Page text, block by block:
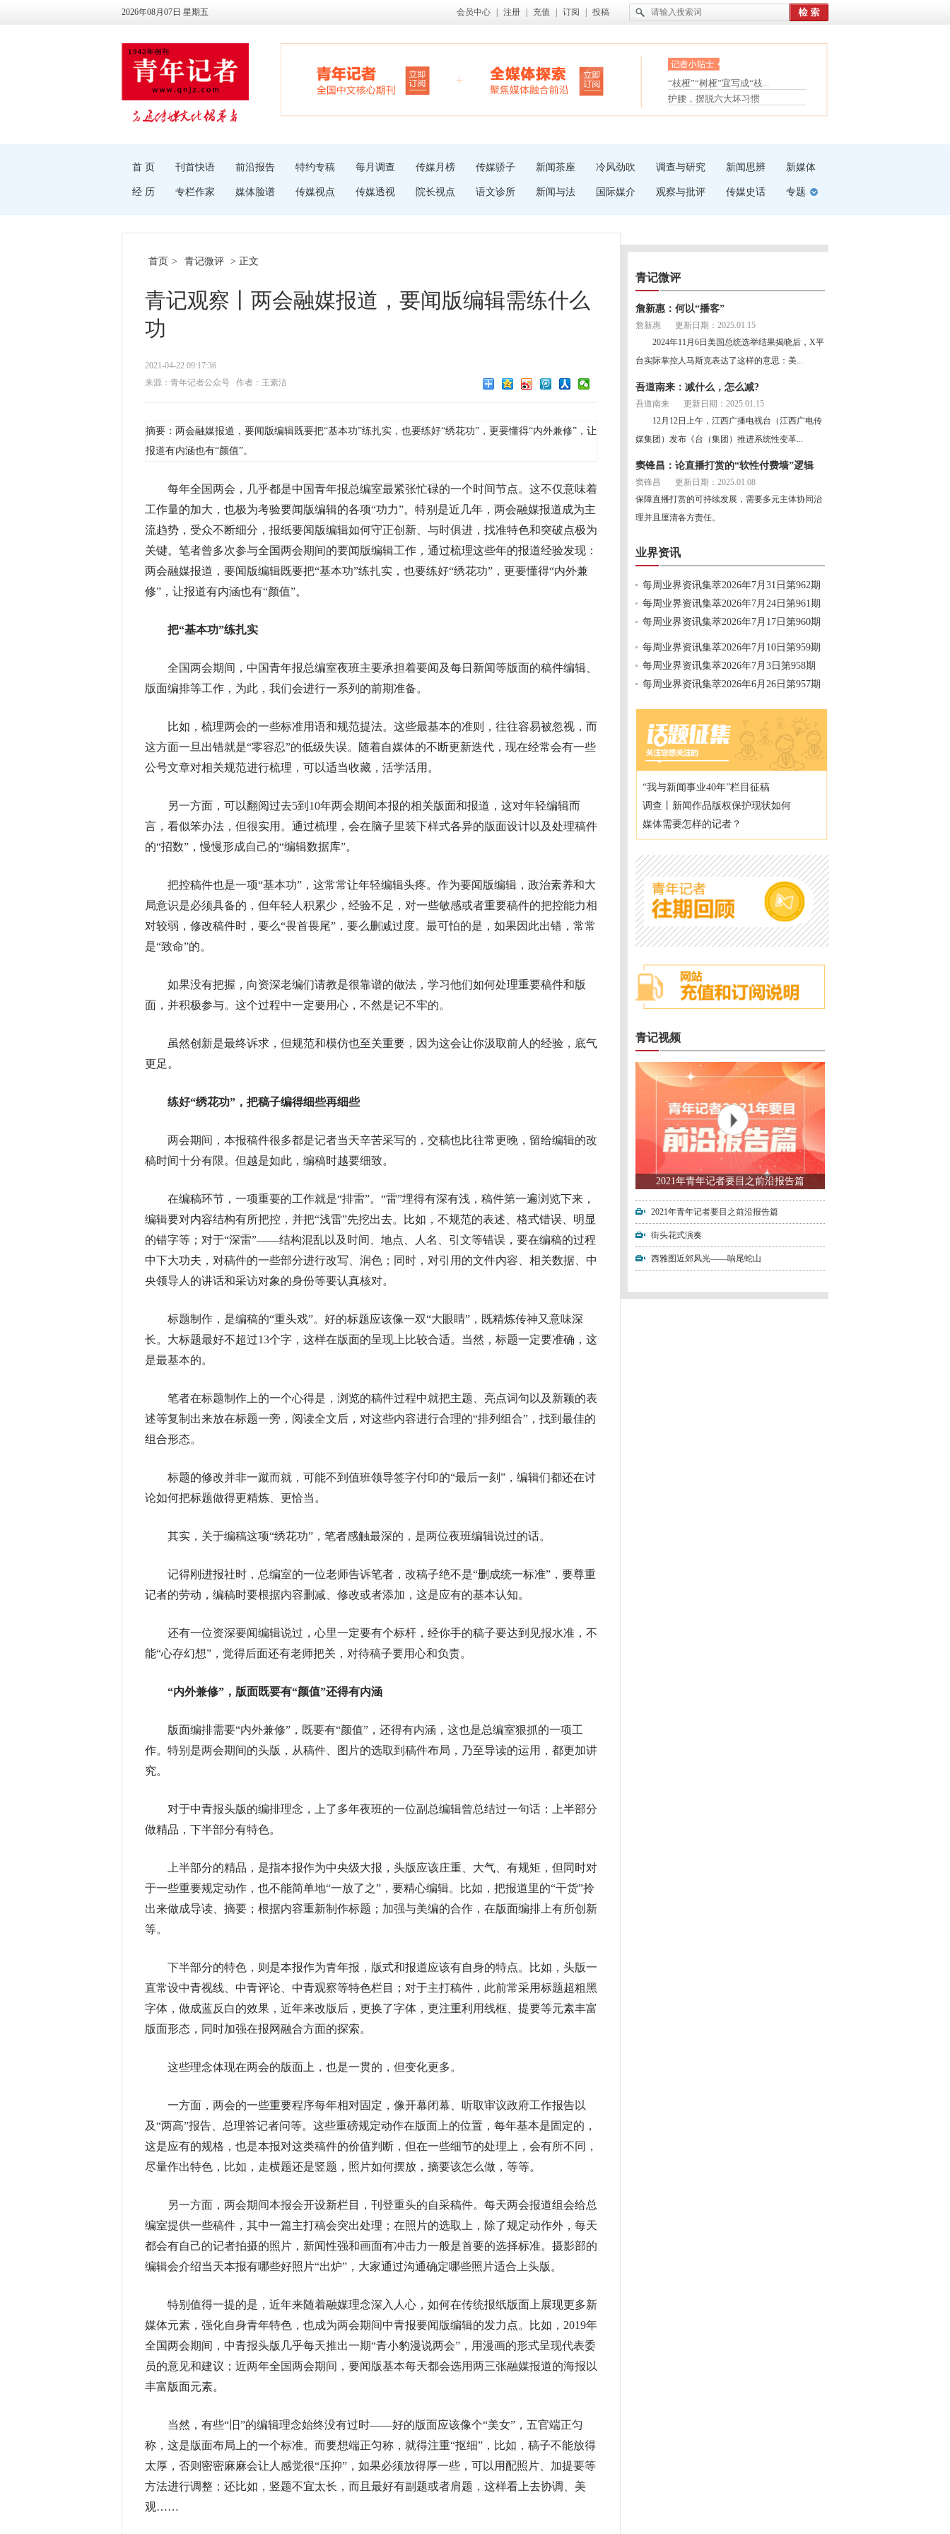
2026年08月07日 星期五 会员中心 注册 充值 订阅 投稿
眼白变红或是结膜下出血
“枝桠”“树桠”宜写成“枝...
夏天缓解疲劳有三招
护腰，摆脱六大坏习惯
受伤了冰敷还是热敷
首 页 刊首快语 前沿报告 特约专稿 每月调查 传媒月榜 传媒骄子 新闻茶座 冷风劲吹 调查与研究 新闻思辨 新媒体
经 历 专栏作家 媒体脸谱 传媒视点 传媒透视 院长视点 语文诊所 新闻与法 国际媒介 观察与批评 传媒史话 专题
首页 > 青记微评 > 正文
青记观察丨两会融媒报道，要闻版编辑需练什么
功
2021-04-22 09:17:36
来源：青年记者公众号
作者：王素洁
摘要：两会融媒报道，要闻版编辑既要把“基本功”练扎实，也要练好“绣花功”，更要懂得“内外兼修”，让
报道有内涵也有“颜值”。
每年全国两会，几乎都是中国青年报总编室最紧张忙碌的一个时间节点。这不仅意味着
工作量的加大，也极为考验要闻版编辑的各项“功力”。特别是近几年，两会融媒报道成为主
流趋势，受众不断细分，报纸要闻版编辑如何守正创新、与时俱进，找准特色和突破点极为
关键。笔者曾多次参与全国两会期间的要闻版编辑工作，通过梳理这些年的报道经验发现：
两会融媒报道，要闻版编辑既要把“基本功”练扎实，也要练好“绣花功”，更要懂得“内外兼
修”，让报道有内涵也有“颜值”。
把“基本功”练扎实
全国两会期间，中国青年报总编室夜班主要承担着要闻及每日新闻等版面的稿件编辑、
版面编排等工作，为此，我们会进行一系列的前期准备。
比如，梳理两会的一些标准用语和规范提法。这些最基本的准则，往往容易被忽视，而
这方面一旦出错就是“零容忍”的低级失误。随着自媒体的不断更新迭代，现在经常会有一些
公号文章对相关规范进行梳理，可以适当收藏，活学活用。
另一方面，可以翻阅过去5到10年两会期间本报的相关版面和报道，这对年轻编辑而
言，看似笨办法，但很实用。通过梳理，会在脑子里装下样式各异的版面设计以及处理稿件
的“招数”，慢慢形成自己的“编辑数据库”。
把控稿件也是一项“基本功”，这常常让年轻编辑头疼。作为要闻版编辑，政治素养和大
局意识是必须具备的，但年轻人积累少，经验不足，对一些敏感或者重要稿件的把控能力相
对较弱，修改稿件时，要么“畏首畏尾”，要么删减过度。最可怕的是，如果因此出错，常常
是“致命”的。
如果没有把握，向资深老编们请教是很靠谱的做法，学习他们如何处理重要稿件和版
面，并积极参与。这个过程中一定要用心，不然是记不牢的。
虽然创新是最终诉求，但规范和模仿也至关重要，因为这会让你汲取前人的经验，底气
更足。
练好“绣花功”，把稿子编得细些再细些
两会期间，本报稿件很多都是记者当天辛苦采写的，交稿也比往常更晚，留给编辑的改
稿时间十分有限。但越是如此，编稿时越要细致。
在编稿环节，一项重要的工作就是“排雷”。“雷”埋得有深有浅，稿件第一遍浏览下来，
编辑要对内容结构有所把控，并把“浅雷”先挖出去。比如，不规范的表述、格式错误、明显
的错字等；对于“深雷”——结构混乱以及时间、地点、人名、引文等错误，要在编稿的过程
中下大功夫，对稿件的一些部分进行改写、润色；同时，对引用的文件内容、相关数据、中
央领导人的讲话和采访对象的身份等要认真核对。
标题制作，是编稿的“重头戏”。好的标题应该像一双“大眼睛”，既精炼传神又意味深
长。大标题最好不超过13个字，这样在版面的呈现上比较合适。当然，标题一定要准确，这
是最基本的。
笔者在标题制作上的一个心得是，浏览的稿件过程中就把主题、亮点词句以及新颖的表
述等复制出来放在标题一旁，阅读全文后，对这些内容进行合理的“排列组合”，找到最佳的
组合形态。
标题的修改并非一蹴而就，可能不到值班领导签字付印的“最后一刻”，编辑们都还在讨
论如何把标题做得更精炼、更恰当。
其实，关于编稿这项“绣花功”，笔者感触最深的，是两位夜班编辑说过的话。
记得刚进报社时，总编室的一位老师告诉笔者，改稿子绝不是“删成统一标准”，要尊重
记者的劳动，编稿时要根据内容删减、修改或者添加，这是应有的基本认知。
还有一位资深要闻编辑说过，心里一定要有个标杆，经你手的稿子要达到见报水准，不
能“心存幻想”，觉得后面还有老师把关，对待稿子要用心和负责。
“内外兼修”，版面既要有“颜值”还得有内涵
版面编排需要“内外兼修”，既要有“颜值”，还得有内涵，这也是总编室狠抓的一项工
作。特别是两会期间的头版，从稿件、图片的选取到稿件布局，乃至导读的运用，都更加讲
究。
对于中青报头版的编排理念，上了多年夜班的一位副总编辑曾总结过一句话：上半部分
做精品，下半部分有特色。
上半部分的精品，是指本报作为中央级大报，头版应该庄重、大气、有规矩，但同时对
于一些重要规定动作，也不能简单地“一放了之”，要精心编辑。比如，把报道里的“干货”拎
出来做成导读、摘要；根据内容重新制作标题；加强与美编的合作，在版面编排上有所创新
等。
下半部分的特色，则是本报作为青年报，版式和报道应该有自身的特点。比如，头版一
直常设中青视线、中青评论、中青观察等特色栏目；对于主打稿件，此前常采用标题超粗黑
字体，做成蓝反白的效果，近年来改版后，更换了字体，更注重利用线框、提要等元素丰富
版面形态，同时加强在报网融合方面的探索。
这些理念体现在两会的版面上，也是一贯的，但变化更多。
一方面，两会的一些重要程序每年相对固定，像开幕闭幕、听取审议政府工作报告以
及“两高”报告、总理答记者问等。这些重磅规定动作在版面上的位置，每年基本是固定的，
这是应有的规格，也是本报对这类稿件的价值判断，但在一些细节的处理上，会有所不同，
尽量作出特色，比如，走横题还是竖题，照片如何摆放，摘要该怎么做，等等。
另一方面，两会期间本报会开设新栏目，刊登重头的自采稿件。每天两会报道组会给总
编室提供一些稿件，其中一篇主打稿会突出处理；在照片的选取上，除了规定动作外，每天
都会有自己的记者拍摄的照片，新闻性强和画面有冲击力一般是首要的选择标准。摄影部的
编辑会介绍当天本报有哪些好照片“出炉”，大家通过沟通确定哪些照片适合上头版。
特别值得一提的是，近年来随着融媒理念深入人心，如何在传统报纸版面上展现更多新
媒体元素，强化自身青年特色，也成为两会期间中青报要闻版编辑的发力点。比如，2019年
全国两会期间，中青报头版几乎每天推出一期“青小豹漫说两会”，用漫画的形式呈现代表委
员的意见和建议；近两年全国两会期间，要闻版基本每天都会选用两三张融媒报道的海报以
丰富版面元素。
当然，有些“旧”的编辑理念始终没有过时——好的版面应该像个“美女”，五官端正匀
称，这是版面布局上的一个标准。而要想端正匀称，就得注重“抠细”，比如，稿子不能放得
太厚，否则密密麻麻会让人感觉很“压抑”，如果必须放得厚一些，可以用配照片、加提要等
方法进行调整；还比如，竖题不宜太长，而且最好有副题或者肩题，这样看上去协调、美
观……
青记微评
詹新惠：何以“播客”
詹新惠
更新日期：2025.01.15
2024年11月6日美国总统选举结果揭晓后，X平
台实际掌控人马斯克表达了这样的意思：美...
吾道南来：减什么，怎么减?
吾道南来
更新日期：2025.01.15
12月12日上午，江西广播电视台（江西广电传
媒集团）发布《台（集团）推进系统性变革...
窦锋昌：论直播打赏的“软性付费墙”逻辑
窦锋昌
更新日期：2025.01.08
保障直播打赏的可持续发展，需要多元主体协同治
理并且厘清各方责任。
业界资讯
每周业界资讯集萃2026年7月31日第962期
每周业界资讯集萃2026年7月24日第961期
每周业界资讯集萃2026年7月17日第960期
每周业界资讯集萃2026年7月10日第959期
每周业界资讯集萃2026年7月3日第958期
每周业界资讯集萃2026年6月26日第957期
“我与新闻事业40年”栏目征稿
调查丨新闻作品版权保护现状如何
媒体需要怎样的记者？
青记视频
2021年青年记者要目之前沿报告篇
2021年青年记者要目之前沿报告篇
街头花式演奏
西雅图近郊风光——响尾蛇山